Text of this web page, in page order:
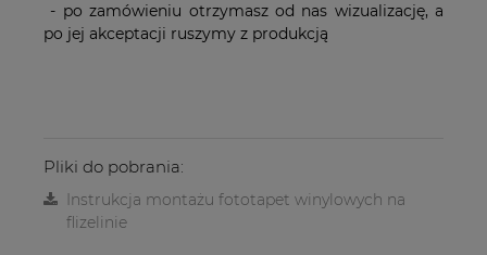
- po zamówieniu otrzymasz od nas wizualizację, a
po jej akceptacji ruszymy z produkcją
Pliki do pobrania:
Instrukcja montażu fototapet winylowych na
flizelinie